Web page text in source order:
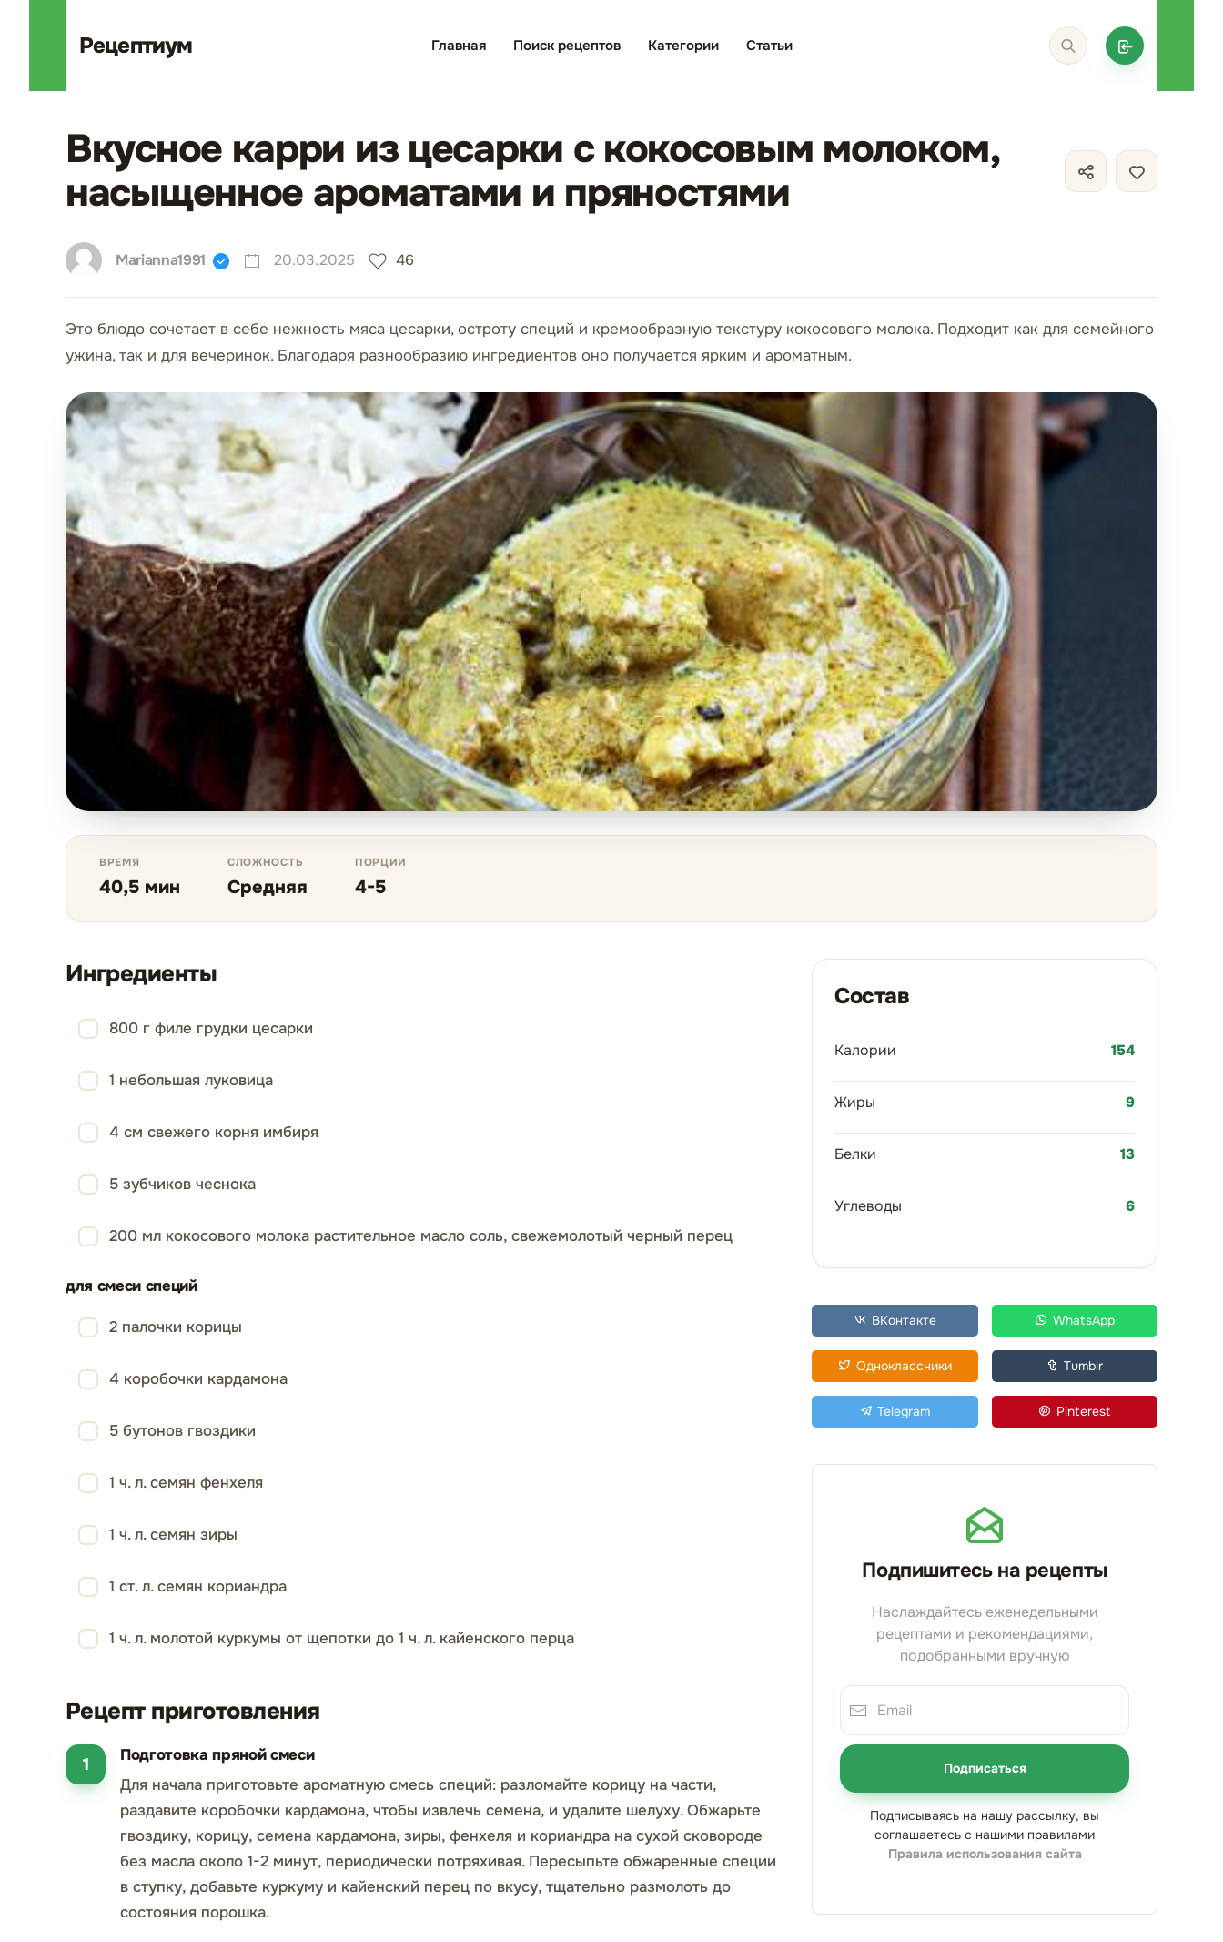
Рецептиум Главная Поиск рецептов Категории Статьи
Вкусное карри из цесарки с кокосовым молоком,
насыщенное ароматами и пряностями
Marianna1991 20.03.2025 46
Это блюдо сочетает в себе нежность мяса цесарки, остроту специй и кремообразную текстуру кокосового молока. Подходит как для семейного
ужина, так и для вечеринок. Благодаря разнообразию ингредиентов оно получается ярким и ароматным.
ВРЕМЯ
40,5 мин
СЛОЖНОСТЬ
Средняя
ПОРЦИИ
4-5
Ингредиенты
800 г филе грудки цесарки
1 небольшая луковица
4 см свежего корня имбиря
5 зубчиков чеснока
200 мл кокосового молока растительное масло соль, свежемолотый черный перец
для смеси специй
2 палочки корицы
4 коробочки кардамона
5 бутонов гвоздики
1 ч. л. семян фенхеля
1 ч. л. семян зиры
1 ст. л. семян кориандра
1 ч. л. молотой куркумы от щепотки до 1 ч. л. кайенского перца
Рецепт приготовления
Подготовка пряной смеси
Для начала приготовьте ароматную смесь специй: разломайте корицу на части,
раздавите коробочки кардамона, чтобы извлечь семена, и удалите шелуху. Обжарьте
гвоздику, корицу, семена кардамона, зиры, фенхеля и кориандра на сухой сковороде
без масла около 1-2 минут, периодически потряхивая. Пересыпьте обжаренные специи
в ступку, добавьте куркуму и кайенский перец по вкусу, тщательно размолоть до
состояния порошка.
Состав
Калории 154
Жиры 9
Белки 13
Углеводы 6
ВКонтакте WhatsApp
Одноклассники Tumblr
Telegram Pinterest
Подпишитесь на рецепты
Наслаждайтесь еженедельными
рецептами и рекомендациями,
подобранными вручную
Подписаться
Подписываясь на нашу рассылку, вы
соглашаетесь с нашими правилами
Правила использования сайта